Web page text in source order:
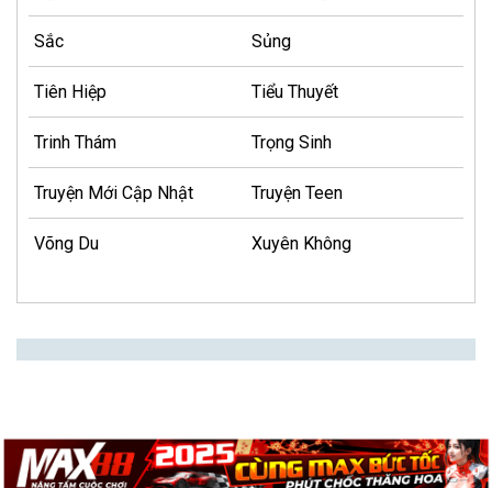
Sắc Sủng
Tiên Hiệp Tiểu Thuyết
Trinh Thám Trọng Sinh
Truyện Mới Cập Nhật Truyện Teen
Võng Du Xuyên Không